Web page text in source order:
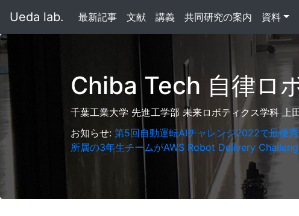
Ueda lab. 最新記事 文献 講義 共同研究の案内 資料
Chiba Tech 自律ロ
千葉工業大学 先進工学部 未来ロボティクス学科 上
お知らせ: 第5回自動運転AIチャレンジ2022で最優秀
所属の3年生チームがAWS Robot Delivery